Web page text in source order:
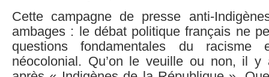
Cette campagne de presse anti-
ambages : le débat politique français ne
questions fondamentales du racisme
néocolonial. Qu’on le veuille ou non, il